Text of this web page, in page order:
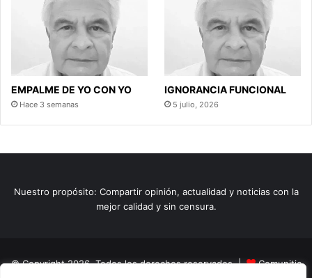
EMPALME DE YO CON YO
Hace 3 semanas
IGNORANCIA FUNCIONAL
5 julio, 2026
Nuestro propósito: Compartir opinión, actualidad y noticias con la
mejor calidad y sin censura.
© Copyright 2026, Todos los derechos reservados | Comunitic